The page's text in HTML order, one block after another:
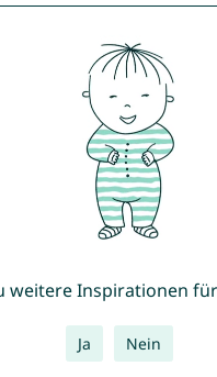
weitere Inspirationen
Ja Nein